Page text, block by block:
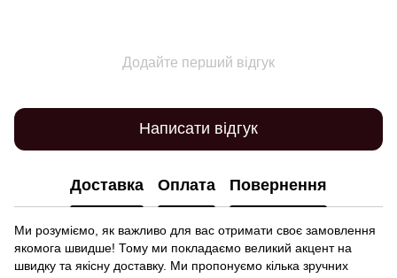
Додайте перший відгук
Написати відгук
Доставка Оплата Повернення
Ми розуміємо, як важливо для вас отримати своє замовлення
якомога швидше! Тому ми покладаємо великий акцент на
швидку та якісну доставку. Ми пропонуємо кілька зручних